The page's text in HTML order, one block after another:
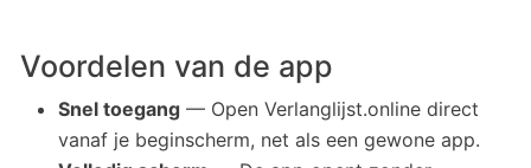
Voordelen van de app
Snel toegang — Open Verlanglijst.online direct
vanaf je beginscherm, net als een gewone app.